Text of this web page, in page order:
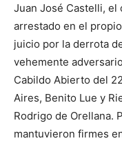
Juan José Castelli, el
arrestado en el
juicio por la derrota
vehemente
Cabildo Abierto del
Aires, Benito Lue y
Rodrigo de Orellana.
mantuvieron firmes